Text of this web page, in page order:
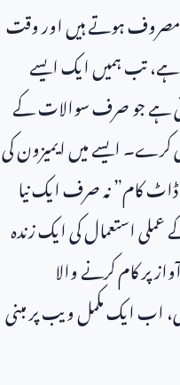
مصروف ہوتے ہیں اور وقت
ہے، تب ہمیں ایک ایسے
ہے جو صرف سوالات کے
کرے۔ ایسے میں ایمیزون کی
ڈاٹ کام” نہ صرف ایک نیا
استعمال کی ایک زندہ
پر کام کرنے والا
اب ایک مکمل ویب پر مبنی